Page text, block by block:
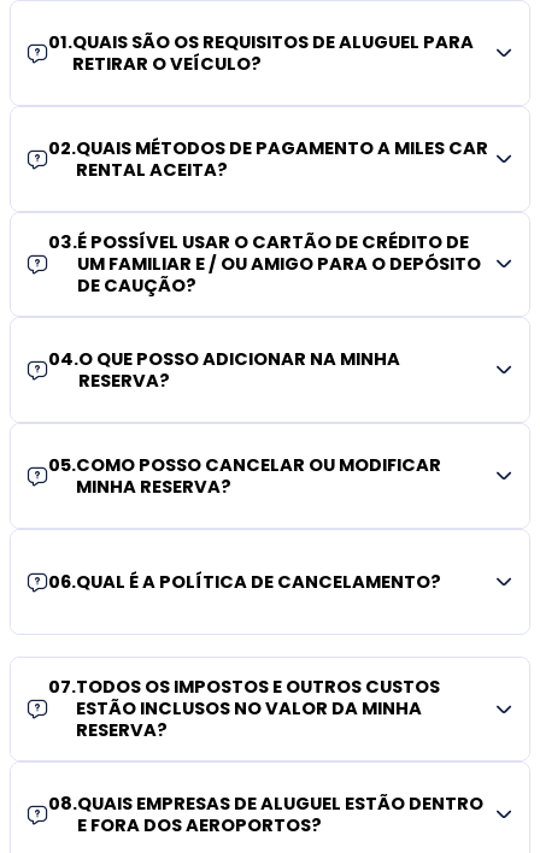
01.QUAIS SÃO OS REQUISITOS DE ALUGUEL PARA
RETIRAR O VEÍCULO?
02.QUAIS MÉTODOS DE PAGAMENTO A MILES CAR
RENTAL ACEITA?
03.É POSSÍVEL USAR O CARTÃO DE CRÉDITO DE
UM FAMILIAR E / OU AMIGO PARA O DEPÓSITO
DE CAUÇÃO?
04.O QUE POSSO ADICIONAR NA MINHA
RESERVA?
05.COMO POSSO CANCELAR OU MODIFICAR
MINHA RESERVA?
06.QUAL É A POLÍTICA DE CANCELAMENTO?
07.TODOS OS IMPOSTOS E OUTROS CUSTOS
ESTÃO INCLUSOS NO VALOR DA MINHA
RESERVA?
08.QUAIS EMPRESAS DE ALUGUEL ESTÃO DENTRO
E FORA DOS AEROPORTOS?